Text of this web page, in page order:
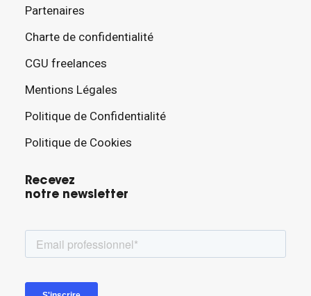
Partenaires
Charte de confidentialité
CGU freelances
Mentions Légales
Politique de Confidentialité
Politique de Cookies
Recevez
notre newsletter